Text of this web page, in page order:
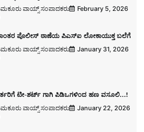
ವಾಯ್ಸ್ ಸಂಪಾದಕರು
February 5, 2026
ಪೊಲೀಸ್ ಠಾಣೆಯ ಪಿಎಸ್ಐ ಲೋಕಾಯುಕ್ತ ಬಲೆಗೆ
ವಾಯ್ಸ್ ಸಂಪಾದಕರು
January 31, 2026
ಟೀ-ಶರ್ಟ್ ಗಾಗಿ ಪಿಡಿಒಗಳಿಂದ ಹಣ ವಸೂಲಿ…!
ವಾಯ್ಸ್ ಸಂಪಾದಕರು
January 22, 2026